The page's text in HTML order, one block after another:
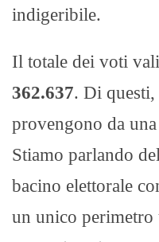
indigeribile.
Il totale dei voti
362.637. Di questi,
provengono da
Stiamo parlando del
bacino elettorale
un unico perimetro